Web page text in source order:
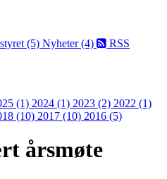
(5) Nyheter (4) RSS
(1) 2024 (1) 2023 (2) 2022 (1)
(10) 2017 (10) 2016 (5)
årsmøte